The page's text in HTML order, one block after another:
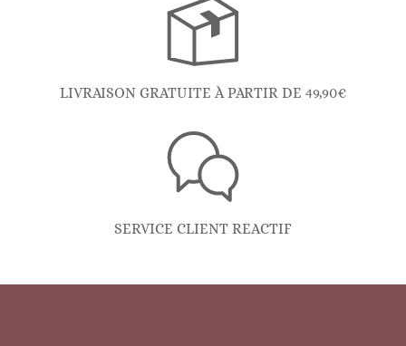
LIVRAISON GRATUITE À PARTIR DE 49,90€
SERVICE CLIENT REACTIF